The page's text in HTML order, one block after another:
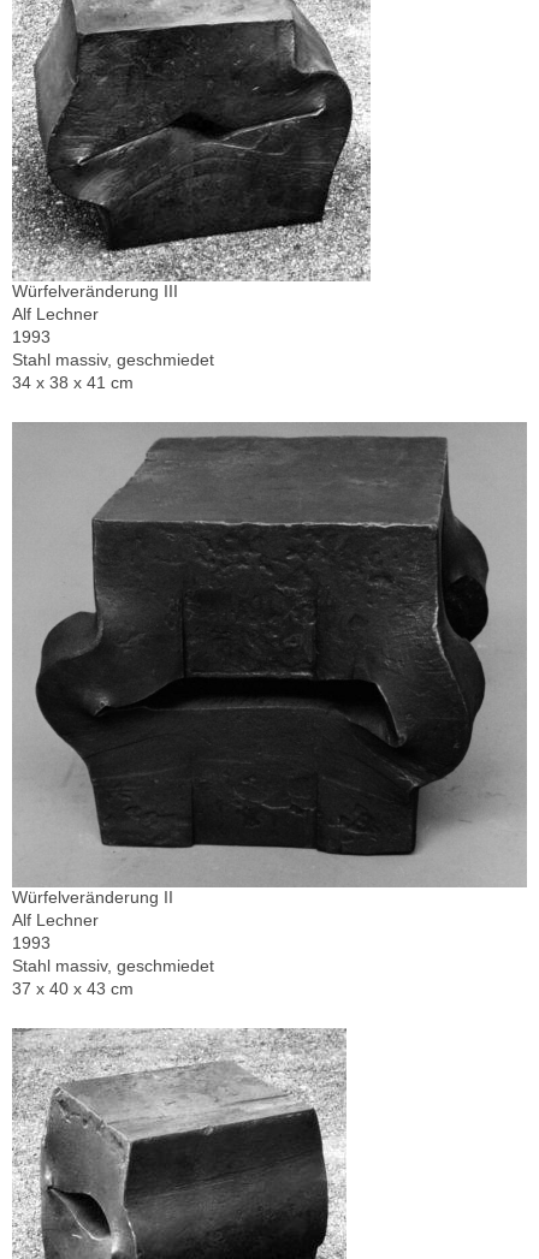
Würfelveränderung III
Alf Lechner
1993
Stahl massiv, geschmiedet
34 x 38 x 41 cm
Würfelveränderung II
Alf Lechner
1993
Stahl massiv, geschmiedet
37 x 40 x 43 cm